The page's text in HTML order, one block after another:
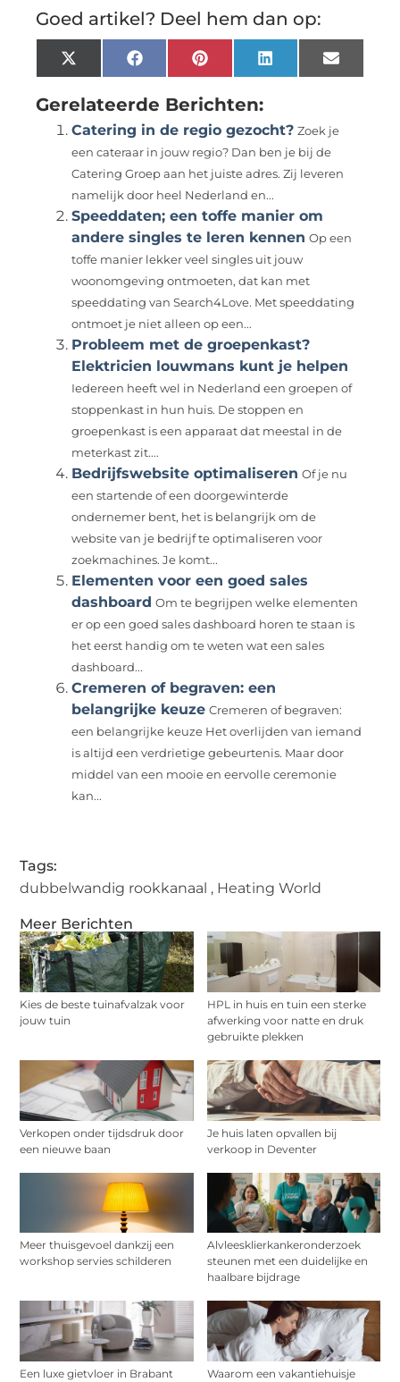
Meer Berichten
Kies de beste tuinafvalzak voor
jouw tuin
HPL in huis en tuin een sterke
afwerking voor natte en druk
gebruikte plekken
Verkopen onder tijdsdruk door
een nieuwe baan
Je huis laten opvallen bij
verkoop in Deventer
Meer thuisgevoel dankzij een
workshop servies schilderen
Alvleesklierkankeronderzoek
steunen met een duidelijke en
haalbare bijdrage
Een luxe gietvloer in Brabant
Waarom een vakantiehuisje
Goed artikel? Deel hem dan op:
X
(Twitter)
FacebookPinterestLinkedInEmail
Gerelateerde Berichten:
Catering in de regio gezocht? Zoek je
een cateraar in jouw regio? Dan ben je bij de
Catering Groep aan het juiste adres. Zij leveren
namelijk door heel Nederland en...
Speeddaten; een toffe manier om
andere singles te leren kennen Op een
toffe manier lekker veel singles uit jouw
woonomgeving ontmoeten, dat kan met
speeddating van Search4Love. Met speeddating
ontmoet je niet alleen op een...
Probleem met de groepenkast?
Elektricien louwmans kunt je helpen
Iedereen heeft wel in Nederland een groepen of
stoppenkast in hun huis. De stoppen en
groepenkast is een apparaat dat meestal in de
meterkast zit....
Bedrijfswebsite optimaliseren Of je nu
een startende of een doorgewinterde
ondernemer bent, het is belangrijk om de
website van je bedrijf te optimaliseren voor
zoekmachines. Je komt...
Elementen voor een goed sales
dashboard Om te begrijpen welke elementen
er op een goed sales dashboard horen te staan is
het eerst handig om te weten wat een sales
dashboard...
Cremeren of begraven: een
belangrijke keuze Cremeren of begraven:
een belangrijke keuze Het overlijden van iemand
is altijd een verdrietige gebeurtenis. Maar door
middel van een mooie en eervolle ceremonie
kan...
Tags:
dubbelwandig rookkanaal , Heating World